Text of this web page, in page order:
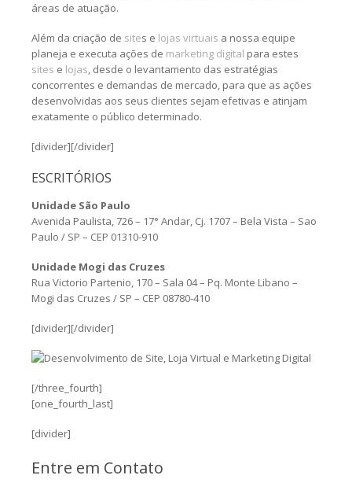
áreas de atuação.
Além da criação de sites e lojas virtuais a nossa equipe
planeja e executa ações de marketing digital para estes
sites e lojas, desde o levantamento das estratégias
concorrentes e demandas de mercado, para que as ações
desenvolvidas aos seus clientes sejam efetivas e atinjam
exatamente o público determinado.
[divider][/divider]
ESCRITÓRIOS
Unidade São Paulo
Avenida Paulista, 726 – 17° Andar, Cj. 1707 – Bela Vista – Sao
Paulo / SP – CEP 01310-910
Unidade Mogi das Cruzes
Rua Victorio Partenio, 170 – Sala 04 – Pq. Monte Libano –
Mogi das Cruzes / SP – CEP 08780-410
[divider][/divider]
[/three_fourth]
[one_fourth_last]
[divider]
Entre em Contato